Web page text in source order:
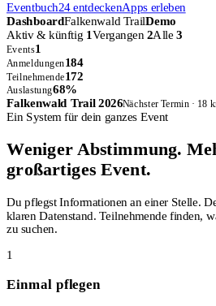
Eventbuch24 entdeckenApps erleben
DashboardFalkenwald TrailDemo
Aktiv & künftig 1Vergangen 2Alle3
Events1
Anmeldungen184
Teilnehmende172
Auslastung68%
Falkenwald Trail 2026Nächster Termin · 18
Ein System für dein ganzes Event
Weniger Abstimmung.
großartiges Event.
Du pflegst Informationen an einer Stelle.
klaren Datenstand. Teilnehmende finden,
zu suchen.
1
Einmal pflegen